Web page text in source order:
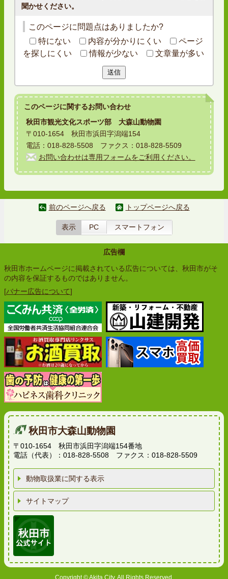
聞かせください。
このページに問題点はありましたか?
特にない
内容が分かりにくい
ページ
を探しにくい
情報が少ない 文章量が多い
送信
このページに関するお問い合わせ
秋田市観光文化スポーツ部 大森山動物園
〒010-1654 秋田市浜田字潟端154
電話：018-828-5508 ファクス：018-828-5509
お問い合わせは専用フォームをご利用ください。
前のページへ戻る トップページへ戻る
表示 PC スマートフォン
広告欄
秋田市ホームページに掲載されている広告については、秋田市がそ
の内容を保証するものではありません。
[バナー広告について]
秋田市大森山動物園
〒010-1654 秋田市浜田字潟端154番地
電話（代表）：018-828-5508 ファクス：018-828-5509
動物取扱業に関する表示
サイトマップ
Copyright © Akita City, All Rights Reserved.